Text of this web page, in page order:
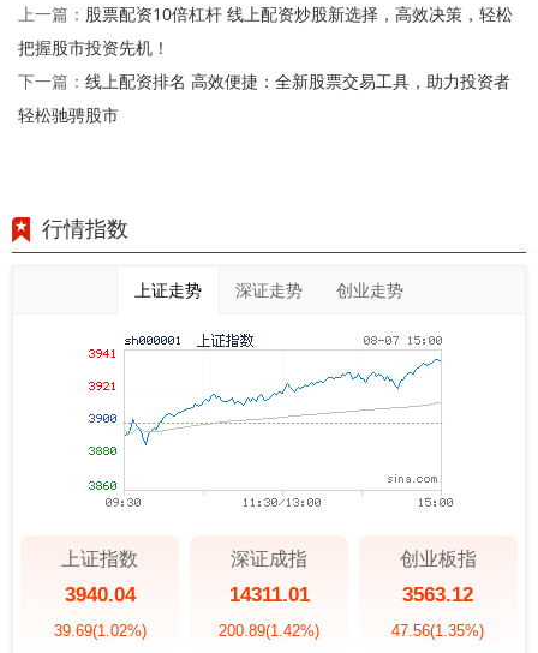
上一篇： 股票配资10倍杠杆 线上配资炒股新选择，高效决策，轻松
把握股市投资先机！
下一篇： 线上配资排名 高效便捷：全新股票交易工具，助力投资者
轻松驰骋股市
行情指数
上证走势 深证走势 创业走势
上证指数
3940.04
39.69(1.02%)
深证成指
14311.01
200.89(1.42%)
创业板指
3563.12
47.56(1.35%)